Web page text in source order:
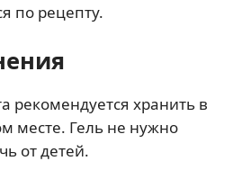
по рецепту.
рекомендуется хранить в
месте. Гель не нужно
от детей.